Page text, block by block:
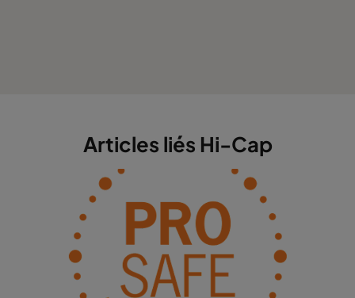
Articles liés Hi-Cap